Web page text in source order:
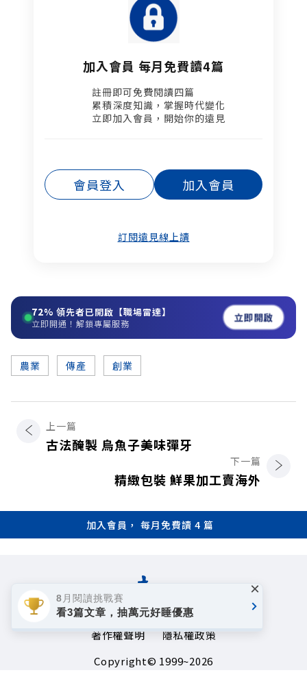
加入會員 每月免費讀4篇
註冊即可免費閱讀四篇​
累積深度知識，掌握時代變化​
立即加入會員，開始你的遠見
會員登入 加入會員
訂閱遠見線上讀
72% 領先者已開啟【職場雷達】
立即開通！解鎖專屬服務 立即開啟
農業 傳產 創業
上一篇
古法醃製 烏魚子美味彈牙
下一篇
精緻包裝 鮮果加工賣海外
加入會員， 每月免費讀 4 篇
著作權聲明
隱私權政策
Copyright© 1999~2026
8月閱讀挑戰賽
看3篇文章，抽萬元好睡優惠
×